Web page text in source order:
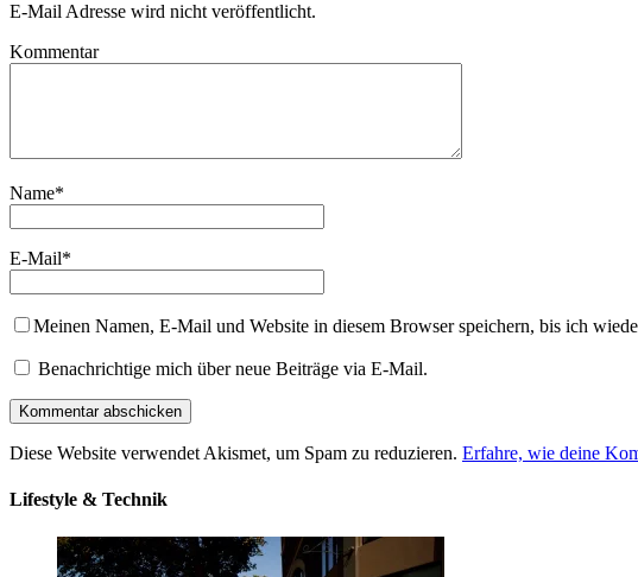
E-Mail Adresse wird nicht veröffentlicht.
Kommentar
Name*
E-Mail*
Meinen Namen, E-Mail und Website in diesem Browser speichern, bis ich
Benachrichtige mich über neue Beiträge via E-Mail.
Diese Website verwendet Akismet, um Spam zu reduzieren. Erfahre, wie deine
Lifestyle & Technik